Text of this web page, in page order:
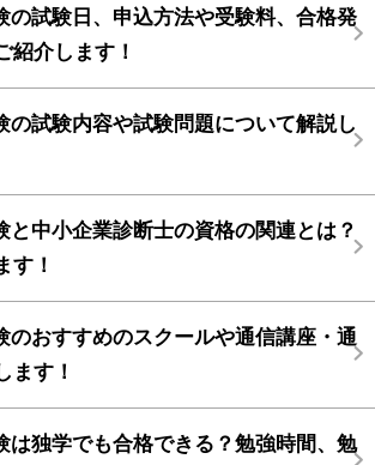
の試験日、申込方法や受験料、合格発
紹介します！
の試験内容や試験問題について解説し
と中小企業診断士の資格の関連とは？
す！
のおすすめのスクールや通信講座・通
ます！
は独学でも合格できる？勉強時間、勉